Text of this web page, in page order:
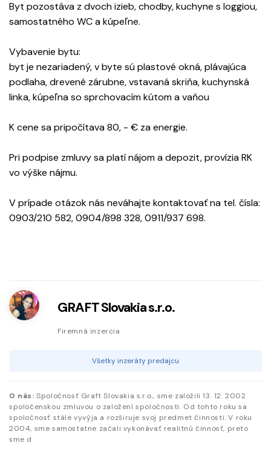
Byt pozostáva z dvoch izieb, chodby, kuchyne s loggiou,
samostatného WC a kúpeľne.
Vybavenie bytu:
byt je nezariadený, v byte sú plastové okná, plávajúca
podlaha, drevené zárubne, vstavaná skriňa, kuchynská
linka, kúpeľna so sprchovacím kútom a vaňou
K cene sa pripočítava 80, - € za energie.
Pri podpise zmluvy sa platí nájom a depozit, provízia RK
vo výške nájmu.
V prípade otázok nás neváhajte kontaktovať na tel. čísla:
0903/210 582, 0904/898 328, 0911/937 698.
GRAFT Slovakia s.r.o.
Firemná inzercia
Všetky inzeráty predajcu
O nás:Spoločnosť Graft Slovakia s.r.o., sme založili 13. 12. 2002
spoločenskou zmluvou o založení spoločnosti. Od tohto roku sa
spoločnosť stále vyvýja a rozširuje svoj predmet činnosti. V roku
2004, sme samostatne začali vykonávať realitnú činnosť, preto
sme d